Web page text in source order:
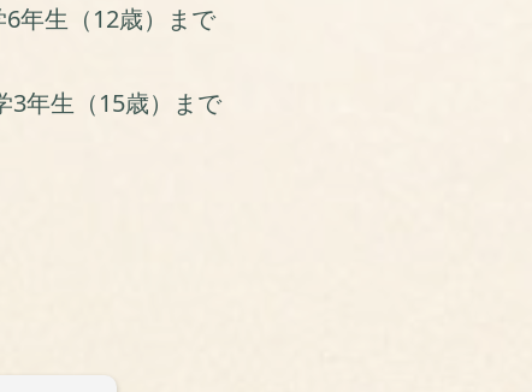
年生（12歳）
まで
3年生（15歳） まで